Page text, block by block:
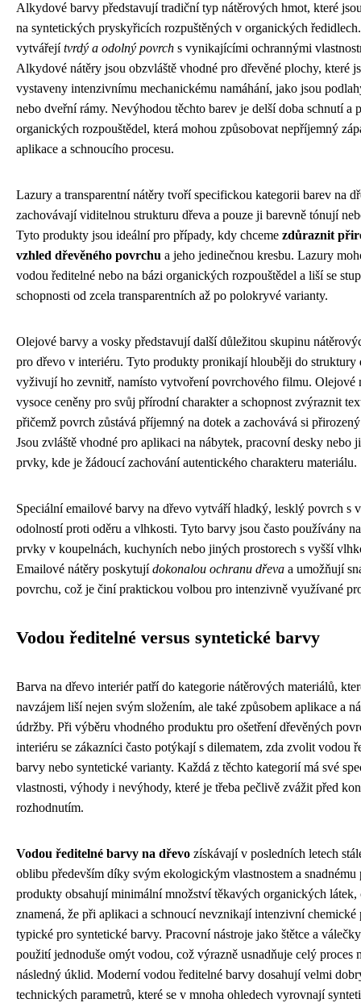
Alkydové barvy představují tradiční typ nátěrových hmot, které
na syntetických pryskyřicích rozpuštěných v organických
vytvářejítvrdý a odolný povrch s vynikajícími ochrannými
Alkydové nátěry jsou obzvláště vhodné pro dřevěné plochy, které
vystaveny intenzivnímu mechanickému namáhání, jako jsou
nebo dveřní rámy. Nevýhodou těchto barev je delší doba schnutí a
organických rozpouštědel, která mohou způsobovat nepříjemný
aplikace a schnoucího procesu.
Lazury a transparentní nátěry tvoří specifickou kategorii barev na
zachovávají viditelnou strukturu dřeva a pouze ji barevně tónují
Tyto produkty jsou ideální pro případy, kdy chceme zdůraznit
vzhled dřevěného povrchu a jeho jedinečnou kresbu. Lazury
vodou ředitelné nebo na bázi organických rozpouštědel a liší se
schopnosti od zcela transparentních až po polokryvé varianty.
Olejové barvy a vosky představují další důležitou skupinu
pro dřevo v interiéru. Tyto produkty pronikají hlouběji do struktury
vyživují ho zevnitř, namísto vytvoření povrchového filmu. Olejové
vysoce ceněny pro svůj přírodní charakter a schopnost zvýraznit
přičemž povrch zůstává příjemný na dotek a zachovává si
Jsou zvláště vhodné pro aplikaci na nábytek, pracovní desky nebo
prvky, kde je žádoucí zachování autentického charakteru materiálu.
Speciální emailové barvy na dřevo vytváří hladký, lesklý povrch s
odolností proti oděru a vlhkosti. Tyto barvy jsou často používány
prvky v koupelnách, kuchyních nebo jiných prostorech s vyšší
Emailové nátěry poskytujídokonalou ochranu dřeva a umožňují
povrchu, což je činí praktickou volbou pro intenzivně využívané
Vodou ředitelné versus syntetické barvy
Barva na dřevo interiér patří do kategorie nátěrových materiálů,
navzájem liší nejen svým složením, ale také způsobem aplikace a
údržby. Při výběru vhodného produktu pro ošetření dřevěných
interiéru se zákazníci často potýkají s dilematem, zda zvolit vodou
barvy nebo syntetické varianty. Každá z těchto kategorií má své
vlastnosti, výhody i nevýhody, které je třeba pečlivě zvážit před
rozhodnutím.
Vodou ředitelné barvy na dřevo získávají v posledních letech
oblibu především díky svým ekologickým vlastnostem a
produkty obsahují minimální množství těkavých organických látek,
znamená, že při aplikaci a schnoucí nevznikají intenzivní chemické
typické pro syntetické barvy. Pracovní nástroje jako štětce a
použití jednoduše omýt vodou, což výrazně usnadňuje celý proces
následný úklid. Moderní vodou ředitelné barvy dosahují velmi
technických parametrů, které se v mnoha ohledech vyrovnají